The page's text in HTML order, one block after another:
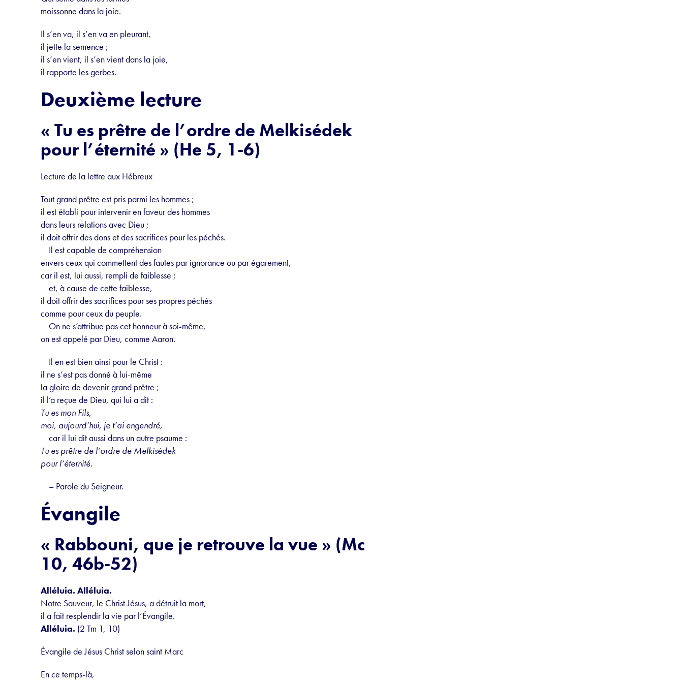
moissonne dans la joie.
Il s’en va, il s’en va en pleurant,
il jette la semence ;
il s’en vient, il s’en vient dans la joie,
il rapporte les gerbes.
Deuxième lecture
« Tu es prêtre de l’ordre de Melkisédek
pour l’éternité » (He 5, 1-6)
Lecture de la lettre aux Hébreux
Tout grand prêtre est pris parmi les hommes ;
il est établi pour intervenir en faveur des hommes
dans leurs relations avec Dieu ;
il doit offrir des dons et des sacrifices pour les péchés.
Il est capable de compréhension
envers ceux qui commettent des fautes par ignorance ou par égarement,
car il est, lui aussi, rempli de faiblesse ;
et, à cause de cette faiblesse,
il doit offrir des sacrifices pour ses propres péchés
comme pour ceux du peuple.
On ne s’attribue pas cet honneur à soi-même,
on est appelé par Dieu, comme Aaron.
Il en est bien ainsi pour le Christ :
il ne s’est pas donné à lui-même
la gloire de devenir grand prêtre ;
il l’a reçue de Dieu, qui lui a dit :
Tu es mon Fils,
moi, aujourd’hui, je t’ai engendré,
car il lui dit aussi dans un autre psaume :
Tu es prêtre de l’ordre de Melkisédek
pour l’éternité.
– Parole du Seigneur.
Évangile
« Rabbouni, que je retrouve la vue » (Mc
10, 46b-52)
Alléluia. Alléluia.
Notre Sauveur, le Christ Jésus, a détruit la mort,
il a fait resplendir la vie par l’Évangile.
Alléluia. (2 Tm 1, 10)
Évangile de Jésus Christ selon saint Marc
En ce temps-là,